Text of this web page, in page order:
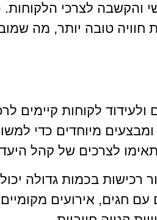
והקשבה לצרכי הלקוחות.
חוויה טובה יותר, מה
לקוחות קיימים
ומבצעים מיוחדים כדי
לצרכים של קהל
בכמות גדולה
חגים, אירועים מקומיים